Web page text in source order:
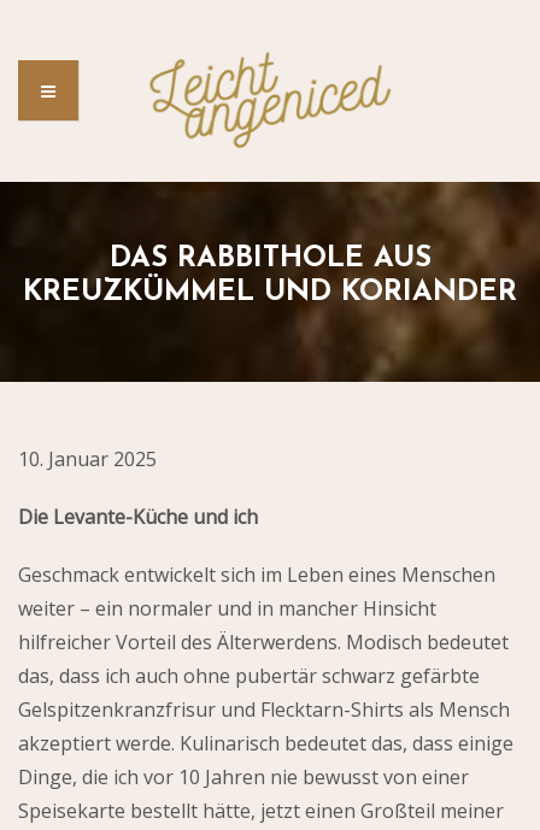
DAS RABBITHOLE AUS
KREUZKÜMMEL UND KORIANDER
10. Januar 2025
Die Levante-Küche und ich
Geschmack entwickelt sich im Leben eines Menschen
weiter – ein normaler und in mancher Hinsicht
hilfreicher Vorteil des Älterwerdens. Modisch bedeutet
das, dass ich auch ohne pubertär schwarz gefärbte
Gelspitzenkranzfrisur und Flecktarn-Shirts als Mensch
akzeptiert werde. Kulinarisch bedeutet das, dass einige
Dinge, die ich vor 10 Jahren nie bewusst von einer
Speisekarte bestellt hätte, jetzt einen Großteil meiner